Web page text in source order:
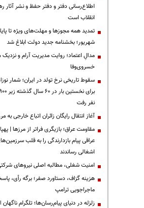
اطلاع‌رسانی دفتر و دفتر حفظ و نشر آثار
انقلاب است
تمدید همه مجوزها و مهلت‌های ویژه تا
شهریور؛ بخشنامه جدید دولت ابلاغ شد
مدالِ اعتماد؛ روایت مدیریت آرام و
خسروی‌وفا
سقوط تاریخی نرخ تولد در ایران؛ شمار
نفر رفت
آغاز انتقال رایگان زائران اتباع خارجی به
مقاومت عراق؛ بازیگری فراتر از مرزها |
عراقی پیام بازدارندگی را به قلب
اشغالی رساندند
‌امنیت شغلی، مطالبه اصلی نیروهای
هزینه گزاف، دستاورد صفر؛ برگه رأی،
ماجراجویی ترامپ
زلزله در دنیای پیام‌رسان‌ها؛ تلگرام ناگهان